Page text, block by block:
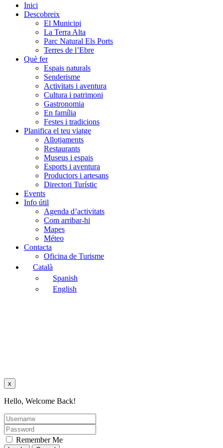
Inici
Descobreix
El Municipi
La Terra Alta
Parc Natural Els Ports
Terres de l’Ebre
Què fer
Espais naturals
Senderisme
Activitats i aventura
Cultura i patrimoni
Gastronomia
En família
Festes i tradicions
Planifica el teu viatge
Allotjaments
Restaurants
Museus i espais
Esports i aventura
Productors i artesans
Directori Turístic
Events
Info útil
Agenda d’activitats
Com arribar-hi
Mapes
Méteo
Contacta
Oficina de Turisme
Català
Spanish
English
x
Hello, Welcome Back!
Remember Me